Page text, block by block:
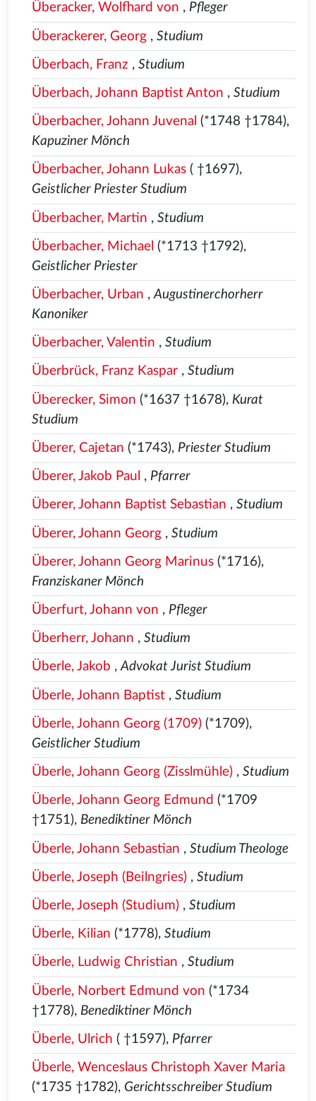
Überacker, Wolfhard von , Pfleger
Überackerer, Georg, Studium
Überbach, Franz , Studium
Überbach, Johann Baptist Anton , Studium
Überbacher, Johann Juvenal (*1748 †1784),
Kapuziner Mönch
Überbacher, Johann Lukas( †1697),
Geistlicher Priester Studium
Überbacher, Martin , Studium
Überbacher, Michael (*1713 †1792),
Geistlicher Priester
Überbacher, Urban ,Augustinerchorherr
Kanoniker
Überbacher, Valentin , Studium
Überbrück, Franz Kaspar, Studium
Überecker, Simon (*1637 †1678), Kurat
Studium
Überer, Cajetan (*1743), Priester Studium
Überer, Jakob Paul , Pfarrer
Überer, Johann Baptist Sebastian , Studium
Überer, Johann Georg, Studium
Überer, Johann Georg Marinus(*1716),
Franziskaner Mönch
Überfurt, Johann von , Pfleger
Überherr, Johann , Studium
Überle, Jakob ,Advokat Jurist Studium
Überle, Johann Baptist, Studium
Überle, Johann Georg (1709)(*1709),
Geistlicher Studium
Überle, Johann Georg (Zisslmühle), Studium
Überle, Johann Georg Edmund (*1709
†1751), Benediktiner Mönch
Überle, Johann Sebastian , Studium Theologe
Überle, Joseph (Beilngries), Studium
Überle, Joseph (Studium), Studium
Überle, Kilian (*1778), Studium
Überle, Ludwig Christian , Studium
Überle, Norbert Edmund von (*1734
†1778), Benediktiner Mönch
Überle, Ulrich ( †1597), Pfarrer
Überle, Wenceslaus Christoph Xaver Maria
(*1735 †1782), Gerichtsschreiber Studium